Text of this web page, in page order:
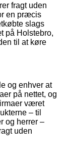
fragt uden
en præcis
slags
på Holstebro,
til at køre
og enhver at
på nettet, og
været
– til
og herrer –
uden